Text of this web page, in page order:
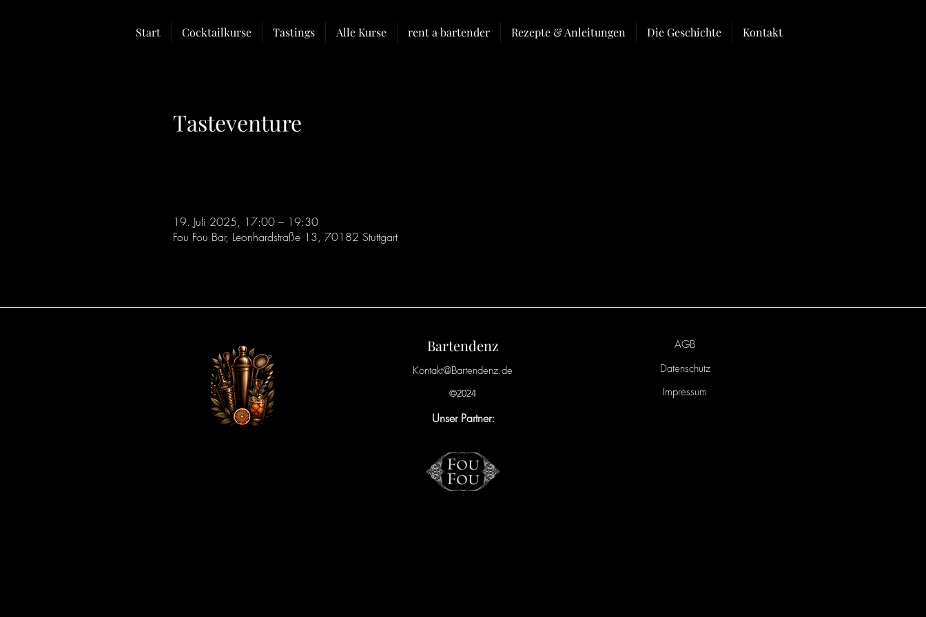
Start Cocktailkurse Tastings Alle Kurse rent a bartender Rezepte & Anleitungen Die Geschichte Kontakt
Tasteventure
19. Juli 2025, 17:00 – 19:30
Fou Fou Bar, Leonhardstraße 13, 70182 Stuttgart
AGB
Bartendenz
Kontakt@Bartendenz.de
Datenschutz
Impressum
©2024
Unser Partner: